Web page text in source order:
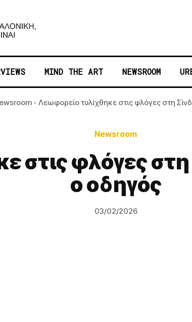
MIND THE ART NEWSROOM
Λεωφορείο τυλίχθηκε στις φλόγες στη
Newsroom
στις φλόγες
ο οδηγός
03/02/2026